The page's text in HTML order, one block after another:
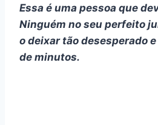
Essa é uma pessoa que
Ninguém no seu perfeito
o deixar tão desesperado
de minutos.